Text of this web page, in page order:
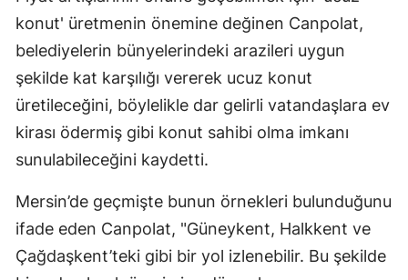
konut' üretmenin önemine değinen Canpolat,
belediyelerin bünyelerindeki arazileri uygun
şekilde kat karşılığı vererek ucuz konut
üretileceğini, böylelikle dar gelirli vatandaşlara ev
kirası ödermiş gibi konut sahibi olma imkanı
sunulabileceğini kaydetti.
Mersin’de geçmişte bunun örnekleri bulunduğunu
ifade eden Canpolat, "Güneykent, Halkkent ve
Çağdaşkent’teki gibi bir yol izlenebilir. Bu şekilde